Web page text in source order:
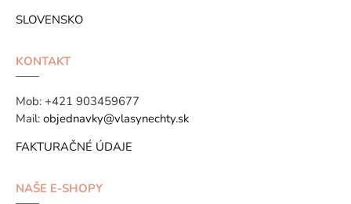
SLOVENSKO
KONTAKT
Mob: +421 903459677
Mail: objednavky@vlasynechty.sk
FAKTURAČNÉ ÚDAJE
NAŠE E-SHOPY